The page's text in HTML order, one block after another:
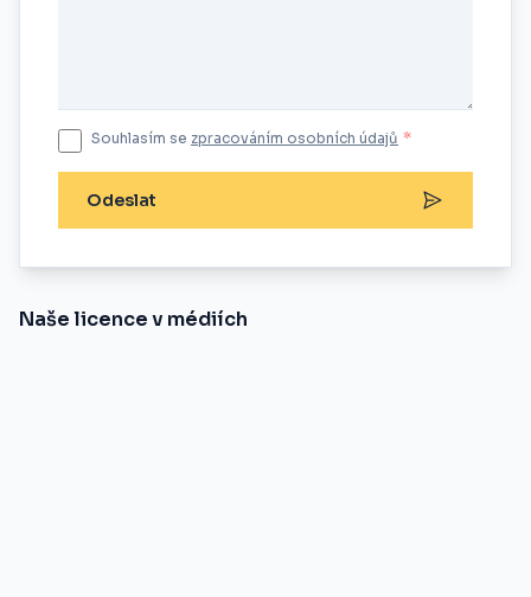
Souhlasím se zpracováním osobních údajů *
Odeslat
Naše licence v médiích